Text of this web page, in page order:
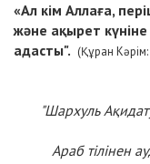
«Ал кім Аллаға,
және ақырет
адасты". (Құран Кәрім:
"Шархуль
Араб тілінен